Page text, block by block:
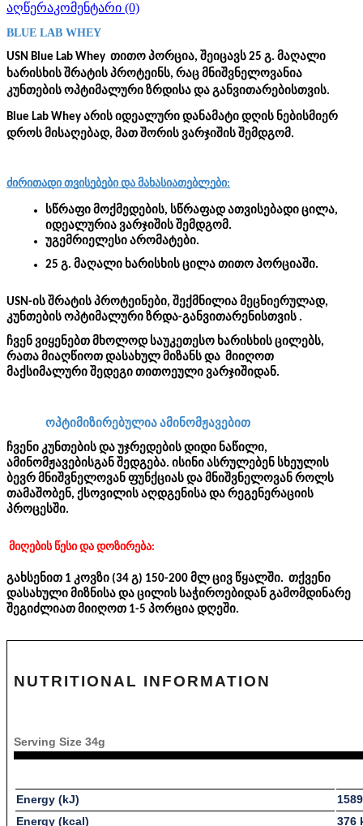
აღწერაკომენტარი (0)
BLUE LAB WHEY
USN Blue Lab Whey  თითო პორცია, შეიცავს 25 გ. მაღალი
ხარისხის შრატის პროტეინს, რაც მნიშვნელოვანია
კუნთების ოპტიმალური ზრდისა და განვითარებისთვის.
Blue Lab Whey არის იდეალური დანამატი დღის ნებისმიერ
დროს მისაღებად, მათ შორის ვარჯიშის შემდგომ.
ძირითადი თვისებები და მახასიათებლები:
სწრაფი მოქმედების, სწრაფად ათვისებადი ცილა,
იდეალურია ვარჯიშის შემდგომ.
უგემრიელესი არომატები.
25 გ. მაღალი ხარისხის ცილა თითო პორციაში.
USN-ის შრატის პროტეინები, შექმნილია მეცნიერულად,
კუნთების ოპტიმალური ზრდა-განვითარენისთვის .
ჩვენ ვიყენებთ მხოლოდ საუკეთესო ხარისხის ცილებს,
რათა მიაღწიოთ დასახულ მიზანს და მიიღოთ
მაქსიმალური შედეგი თითოეული ვარჯიშიდან.
ოპტიმიზირებულია ამინომჟავებით
ჩვენი კუნთების და უჯრედების დიდი ნაწილი,
ამინომჟავებისგან შედგება. ისინი ასრულებენ სხეულის
ბევრ მნიშვნელოვან ფუნქციას და მნიშვნელოვან როლს
თამაშობენ, ქსოვილის აღდგენისა და რეგენერაციის
პროცესში.
მიღების წესი და დოზირება:
გახსენით 1 კოვზი (34 გ) 150-200 მლ ცივ წყალში. თქვენი
დასახული მიზნისა და ცილის საჭიროებიდან გამომდინარე
შეგიძლიათ მიიღოთ 1-5 პორცია დღეში.
NUTRITIONAL INFORMATION
Serving Size 34g
Energy (kJ)
Energy (kcal)
376